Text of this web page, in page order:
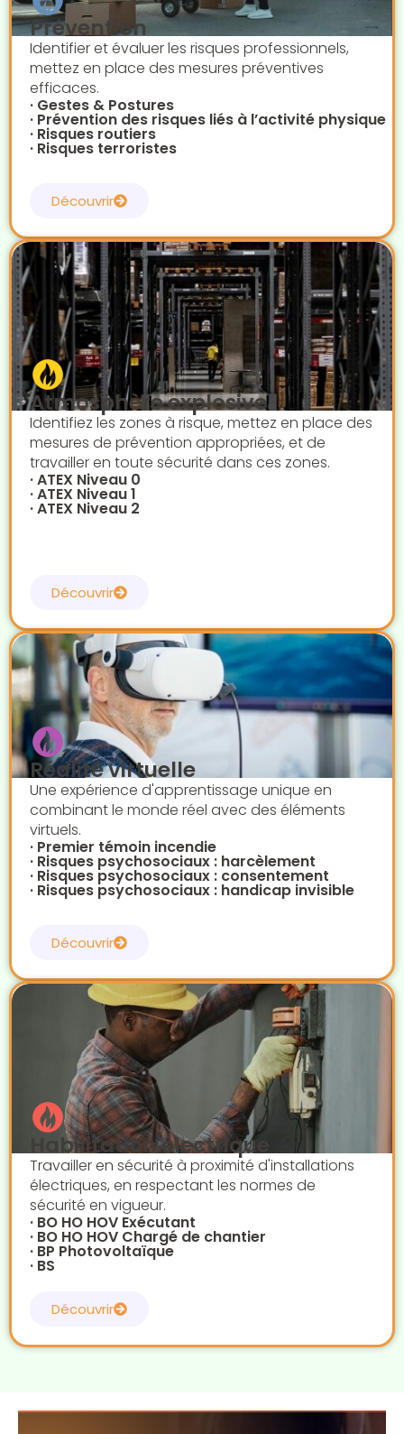
Prévention
Identifier et évaluer les risques professionnels,
mettez en place des mesures préventives
efficaces.
· Gestes & Postures
· Prévention des risques liés à l’activité physique
· Risques routiers
· Risques terroristes
Découvrir
Atmosphère explosive
Identifiez les zones à risque, mettez en place des
mesures de prévention appropriées, et de
travailler en toute sécurité dans ces zones.
· ATEX Niveau 0
· ATEX Niveau 1
· ATEX Niveau 2
Découvrir
Réalité virtuelle
Une expérience d'apprentissage unique en
combinant le monde réel avec des éléments
virtuels.
· Premier témoin incendie
· Risques psychosociaux : harcèlement
· Risques psychosociaux : consentement
· Risques psychosociaux : handicap invisible
Découvrir
Habilitation électrique
Travailler en sécurité à proximité d'installations
électriques, en respectant les normes de
sécurité en vigueur.
· BO HO HOV Exécutant
· BO HO HOV Chargé de chantier
· BP Photovoltaïque
· BS
Découvrir